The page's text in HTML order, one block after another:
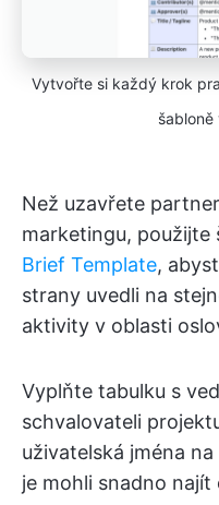
Vytvořte si každý krok
šabloně
Než uzavřete
marketingu, použijte
Brief Template,
strany uvedli na
aktivity v oblasti
Vyplňte tabulku s
schvalovateli
uživatelská jména
je mohli snadno